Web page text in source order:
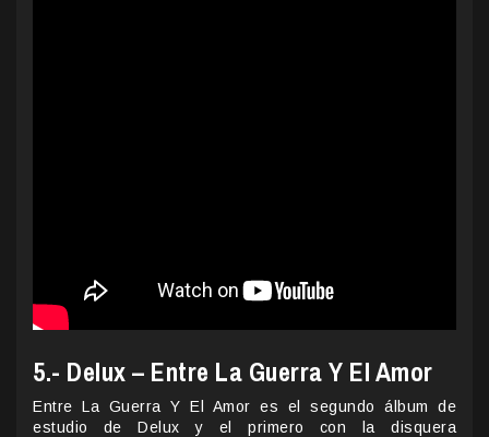
5.- Delux – Entre La Guerra Y El Amor
Entre La Guerra Y El Amor es el segundo álbum de
estudio de Delux y el primero con la disquera